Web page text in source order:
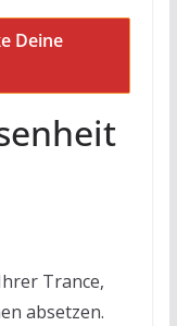
Deine
Trance,
absetzen.